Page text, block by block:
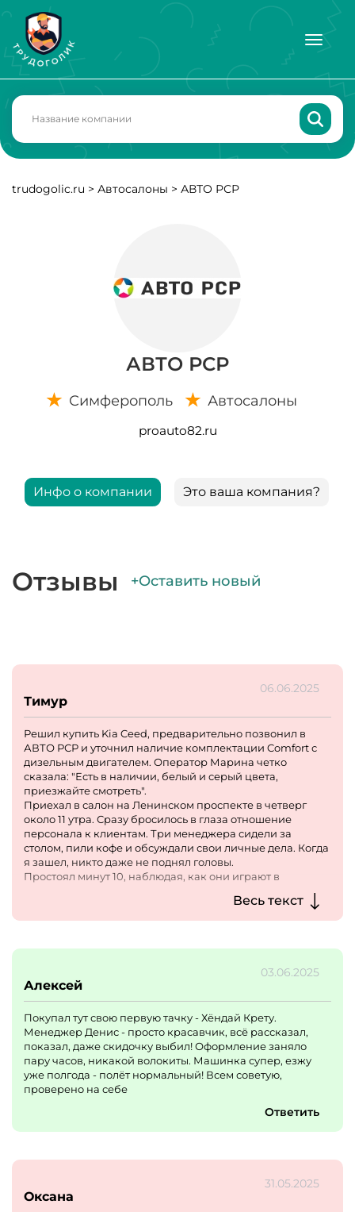
trudogolic.ru > Автосалоны > АВТО РСР
АВТО РСР
Симферополь Автосалоны
proauto82.ru
Инфо о компании Это ваша компания?
Отзывы +Оставить новый
06.06.2025
Тимур
Решил купить Kia Ceed, предварительно позвонил в
АВТО РСР и уточнил наличие комплектации Comfort с
дизельным двигателем. Оператор Марина четко
сказала: "Есть в наличии, белый и серый цвета,
приезжайте смотреть".
Приехал в салон на Ленинском проспекте в четверг
около 11 утра. Сразу бросилось в глаза отношение
персонала к клиентам. Три менеджера сидели за
столом, пили кофе и обсуждали свои личные дела. Когда
я зашел, никто даже не поднял головы.
Простоял минут 10, наблюдая, как они играют в
Пришлось самому подойти и сказать: "Извините, я по
поводу Kia Ceed". Менеджер Алексей лениво поднялся,
Когда я объяснил, что звонил утром и договаривался о
машин у нас нет". На мой вопрос, как так получилось, что
утром были, а сейчас нет, он пожал плечами: "Не знаю,
может, оператор ошиблась". Самое отвратительное -
когда я возмутился потраченным временем (ехал через
весь город), Алексей сказал: "А мы вас заставляли ехать?
Надо было сначала еще раз перезвонить уточнить".
Хамство невероятное. Потом он нехотя предложил
посмотреть другие модели Kia, но было видно, что ему
лень вставать с места. Когда я спросил про
в интернете". На вопрос о возможности тест-драйва
сказал: "Машина для тест-драйва на ремонте, когда
и получил только испорченное настроение. Персонал
спустя рукава. Категорически не рекомендую этот
салон.
Весь текст
03.06.2025
Алексей
Покупал тут свою первую тачку - Хёндай Крету.
Менеджер Денис - просто красавчик, всё рассказал,
показал, даже скидочку выбил! Оформление заняло
пару часов, никакой волокиты. Машинка супер, езжу
уже полгода - полёт нормальный! Всем советую,
проверено на себе
Ответить
31.05.2025
Оксана